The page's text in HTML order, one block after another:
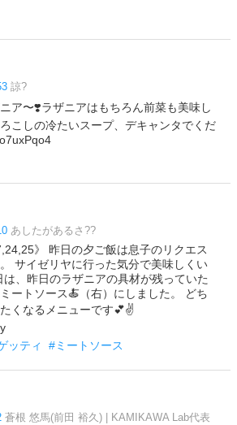
諒?
ア〜❣️ラザニアはもちろん前菜も美味し
こしの冷たいスープ、デキャンタでくだ
あしたがあるさ??
》 昨日の夕ご飯は息子のリクエス
サイゼリヤに行った気分で美味しくい
、昨日のラザニアの具材が残っていた
ートソース🍝（右）にしました。 どち
くなるメニューです💕✌
ッティ #ミートソース
蒼根 悠馬(前田 裕久) | KAMIKAWA Lab代表